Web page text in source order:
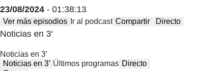
23/08/2024 - 01:38:13
Ver más episodios Ir al podcast Compartir Directo
Noticias en 3′
Noticias en 3′
Noticias en 3′ Últimos programas Directo